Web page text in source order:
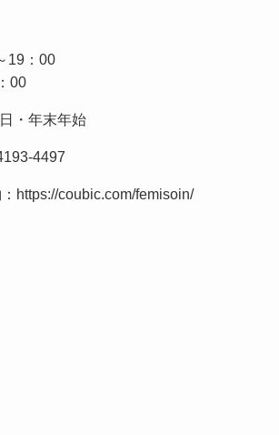
19：00
00
・年末年始
4497
https://coubic.com/femisoin/